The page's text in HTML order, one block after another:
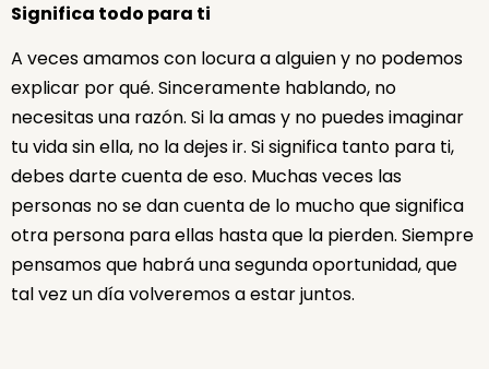
Significa todo para ti
A veces amamos con locura a alguien y no podemos
explicar por qué. Sinceramente hablando, no
necesitas una razón. Si la amas y no puedes imaginar
tu vida sin ella, no la dejes ir. Si significa tanto para ti,
debes darte cuenta de eso. Muchas veces las
personas no se dan cuenta de lo mucho que significa
otra persona para ellas hasta que la pierden. Siempre
pensamos que habrá una segunda oportunidad, que
tal vez un día volveremos a estar juntos.